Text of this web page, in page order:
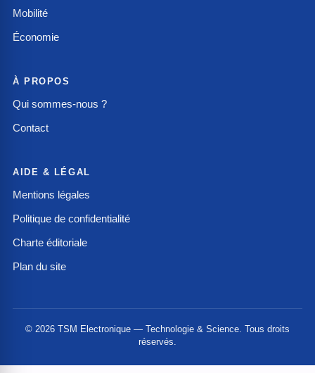
Mobilité
Économie
À PROPOS
Qui sommes-nous ?
Contact
AIDE & LÉGAL
Mentions légales
Politique de confidentialité
Charte éditoriale
Plan du site
© 2026 TSM Electronique — Technologie & Science. Tous droits
réservés.